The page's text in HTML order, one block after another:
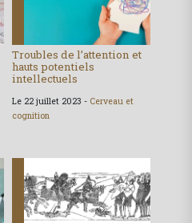
Troubles de l’attention et
hauts potentiels
intellectuels
Le 22 juillet 2023 - Cerveau et
cognition